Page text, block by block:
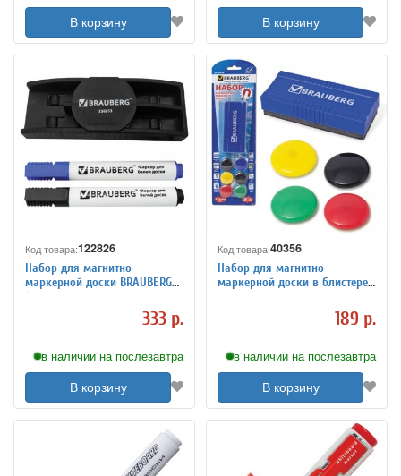
В корзину В корзину
Код товара:122826
Набор для магнитно-
маркерной доски BRAUBERG
(магнитный стиратель, 2
маркера 5 мм: черный,333 р.
в наличии на послезавтра
В корзину
Код товара:40356
Набор для магнитно-
маркерной доски в блистере
189 р.
в наличии на послезавтра
В корзину